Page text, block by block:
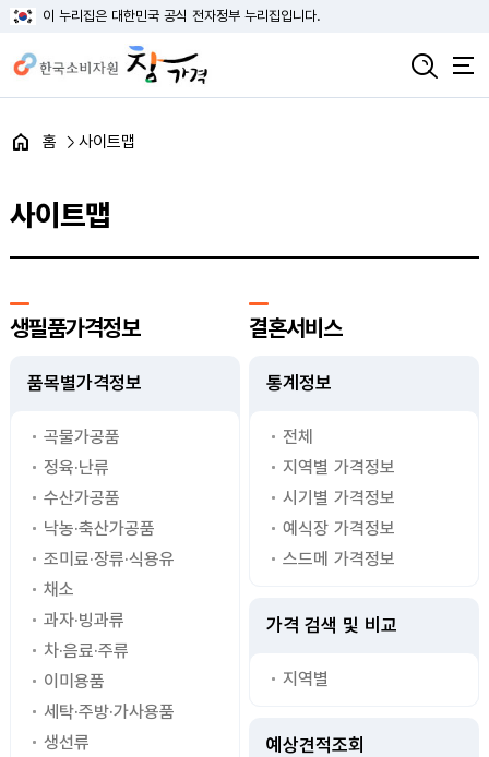
이 누리집은 대한민국 공식 전자정부 누리집입니다.
홈 사이트맵
사이트맵
생필품가격정보
품목별가격정보
곡물가공품
정육·난류
수산가공품
낙농·축산가공품
조미료·장류·식용유
채소
과자·빙과류
차·음료·주류
이미용품
세탁·주방·가사용품
생선류
결혼서비스
통계정보
전체
지역별 가격정보
시기별 가격정보
예식장 가격정보
스드메 가격정보
가격 검색 및 비교
지역별
예상견적조회